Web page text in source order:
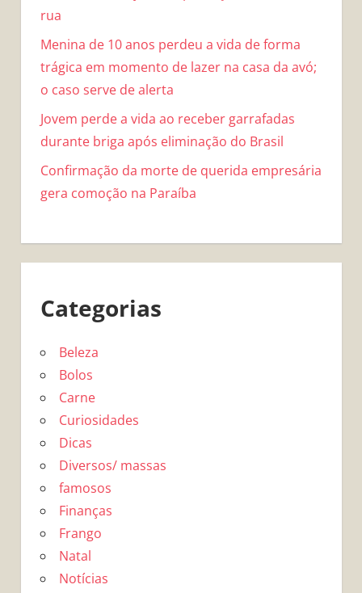
rua
Menina de 10 anos perdeu a vida de forma
trágica em momento de lazer na casa da avó;
o caso serve de alerta
Jovem perde a vida ao receber garrafadas
durante briga após eliminação do Brasil
Confirmação da morte de querida empresária
gera comoção na Paraíba
Categorias
Beleza
Bolos
Carne
Curiosidades
Dicas
Diversos/ massas
famosos
Finanças
Frango
Natal
Notícias